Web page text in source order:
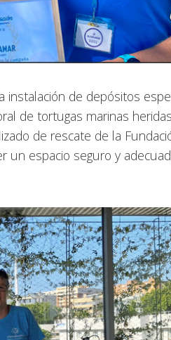
instalación de depósitos
de tortugas marinas
de rescate de la
un espacio seguro y